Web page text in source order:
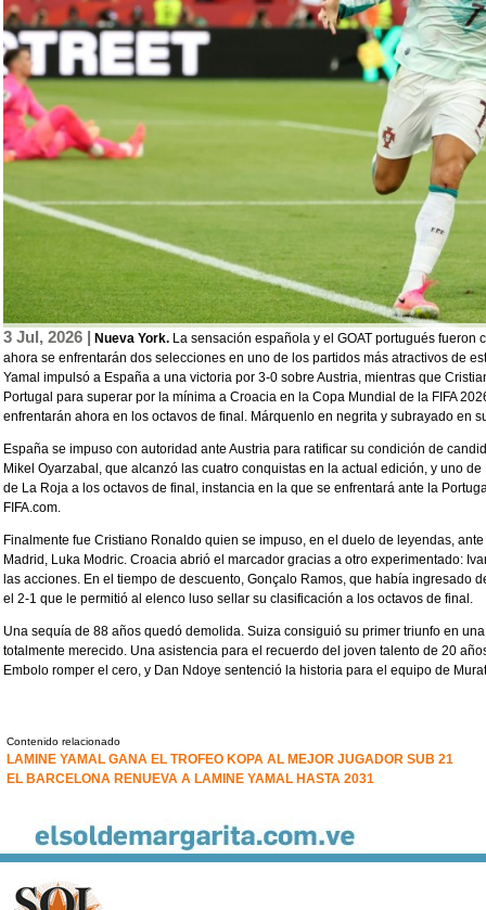
3 Jul, 2026 | Nueva York. La sensación española y el GOAT portugués fueron
ahora se enfrentarán dos selecciones en uno de los partidos más atractivos de
Yamal impulsó a España a una victoria por 3-0 sobre Austria, mientras que
Portugal para superar por la mínima a Croacia en la Copa Mundial de la FIFA
enfrentarán ahora en los octavos de final. Márquenlo en negrita y subrayado en
España se impuso con autoridad ante Austria para ratificar su condición de
Mikel Oyarzabal, que alcanzó las cuatro conquistas en la actual edición, y uno
de La Roja a los octavos de final, instancia en la que se enfrentará ante la
FIFA.com.
Finalmente fue Cristiano Ronaldo quien se impuso, en el duelo de leyendas,
Madrid, Luka Modric. Croacia abrió el marcador gracias a otro experimentado:
las acciones. En el tiempo de descuento, Gonçalo Ramos, que había ingresado
el 2-1 que le permitió al elenco luso sellar su clasificación a los octavos de final.
Una sequía de 88 años quedó demolida. Suiza consiguió su primer triunfo en
totalmente merecido. Una asistencia para el recuerdo del joven talento de 20
Embolo romper el cero, y Dan Ndoye sentenció la historia para el equipo de
Contenido relacionado
LAMINE YAMAL GANA EL TROFEO KOPA AL MEJOR JUGADOR SUB 21
EL BARCELONA RENUEVA A LAMINE YAMAL HASTA 2031